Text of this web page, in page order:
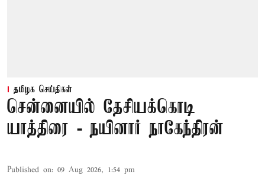
தமிழக செய்திகள்
சென்னையில் தேசியக்கொடி
யாத்திரை - நயினார் நாகேந்திரன்
Published on: 09 Aug 2026, 1:54 pm